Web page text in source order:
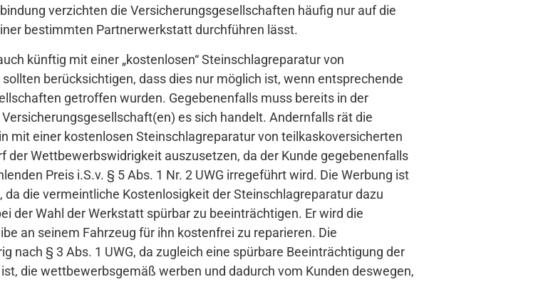
verzichten die Versicherungsgesellschaften häufig nur auf die
bestimmten Partnerwerkstatt durchführen lässt.
künftig mit einer „kostenlosen“ Steinschlagreparatur von
berücksichtigen, dass dies nur möglich ist, wenn entsprechende
getroffen wurden. Gegebenenfalls muss bereits in der
es sich handelt. Andernfalls rät die
mit einer kostenlosen Steinschlagreparatur von teilkaskoversicherten
der Wettbewerbswidrigkeit auszusetzen, da der Kunde gegebenenfalls
Preis i.S.v. § 5 Abs. 1 Nr. 2 UWG irregeführt wird. Die Werbung ist
die vermeintliche Kostenlosigkeit der Steinschlagreparatur dazu
der Wahl der Werkstatt spürbar zu beeinträchtigen. Er wird die
an seinem Fahrzeug für ihn kostenfrei zu reparieren. Die
nach § 3 Abs. 1 UWG, da zugleich eine spürbare Beeinträchtigung der
die wettbewerbsgemäß werben und dadurch vom Kunden deswegen,